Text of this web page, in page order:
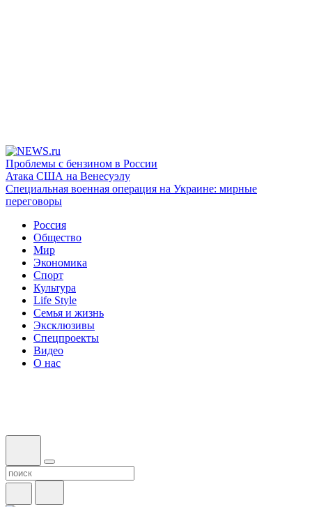
Проблемы с бензином в России
Атака США на Венесуэлу
Специальная военная операция на Украине: мирные
переговоры
Россия
Общество
Мир
Экономика
Спорт
Культура
Life Style
Семья и жизнь
Эксклюзивы
Спецпроекты
Видео
О нас